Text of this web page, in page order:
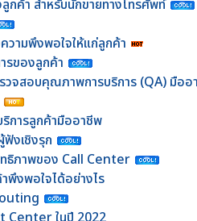
กค้า สำหรับนักขายทางโทรศัพท์
วามพึงพอใจให้แก่ลูกค้า
รของลูกค้า
รวจสอบคุณภาพการบริการ (QA) มือ
ริการลูกค้ามืออาชีพ
งเชิงรุก
ธิภาพของ Call Center
พึงพอใจได้อย่างไร